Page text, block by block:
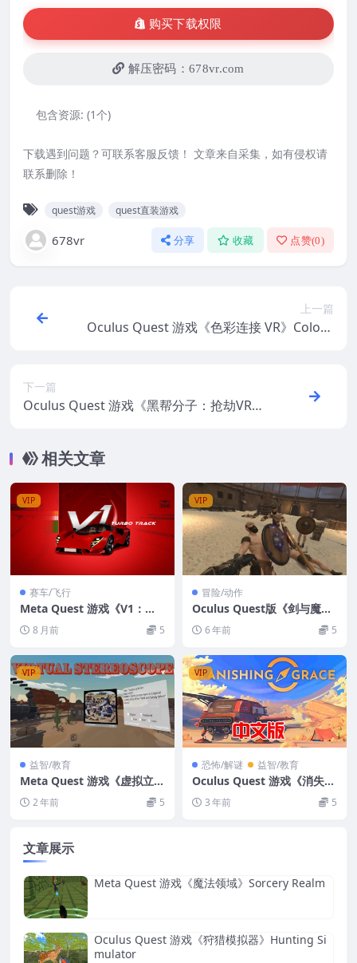
购买下载权限
解压密码：678vr.com
包含资源: (1个)
下载遇到问题？可联系客服反馈！ 文章来自采集，如有侵权请
联系删除！
quest游戏 quest直装游戏
678vr 分享 收藏 点赞(0)
上一篇
Oculus Quest 游戏《色彩连接 VR》Colour
下一篇
Oculus Quest 游戏《黑帮分子：抢劫VR》
相关文章
VIP
赛车/飞行
Meta Quest 游戏《V1：涡
轮赛道》V1: Turbo Track
8 月前 5
VIP
冒险/动作
Oculus Quest版《剑与魔法
VR》Blade And Sorcery Cl
oneVR 游戏下载
6 年前 5
VIP
益智/教育
Meta Quest 游戏《虚拟立体
镜》Virtual Stereoscope
2 年前 5
VIP
恐怖/解谜 益智/教育
Oculus Quest 游戏《消失的
恩典VR》Vanishing Grace
VR游戏下载
3 年前 5
文章展示
Meta Quest 游戏《魔法领域》Sorcery Realm
Oculus Quest 游戏《狩猎模拟器》Hunting Si
mulator